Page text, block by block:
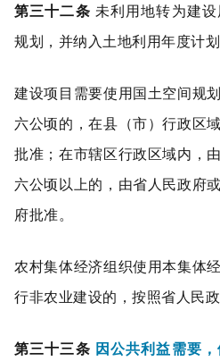
第三十二条 未利用地转为建
规划，并纳入土地利用年度计划
建设项目需要使用国土空间规
六公顷的，在县（市）行政区
批准；在市辖区行政区域内，
六公顷以上的，由省人民政府
府批准。
农村集体经济组织使用本集体
行非农业建设的，按照省人民
第三十三条 因公共利益需要